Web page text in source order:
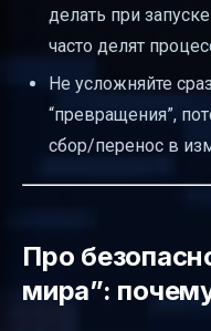
делать при
часто делят
Не усложняйте
“превращения”,
сбор/перенос в
Про
мира”: